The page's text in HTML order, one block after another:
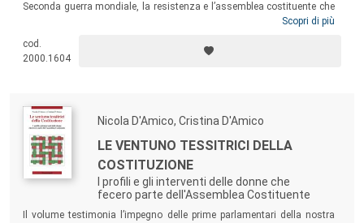
Seconda guerra mondiale, la resistenza e l’assemblea costituente che
dava vita alla Repubblica italiana: di questi eventi Emilio Lussu non è
protagonista. I suoi scritti sono quindi al contempo racconto storico e
testimonianza di vita vissuta, come intuì Gaetano Salvemini,
Scopri di più
cod.
2000.1604
Nicola D'Amico, Cristina D'Amico
LE VENTUNO TESSITRICI DELLA
COSTITUZIONE
I profili e gli interventi delle donne che
fecero parte dell'Assemblea Costituente
Il volume testimonia l’impegno delle prime parlamentari della nostra